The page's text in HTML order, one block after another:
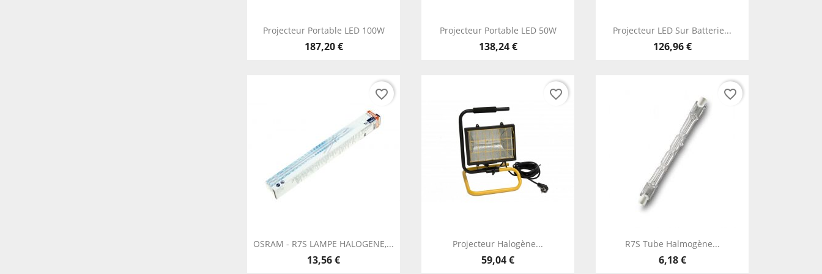
Aperçu rapide
Projecteur Portable LED 100W
187,20 €
Aperçu rapide
Projecteur Portable LED 50W
138,24 €
Aperçu rapide
Projecteur LED Sur Batterie...
126,96 €
Aperçu rapide
OSRAM - R7S LAMPE HALOGENE,...
13,56 €
favorite_border
Aperçu rapide
Projecteur Halogène...
59,04 €
favorite_border
Aperçu rapide
R7S Tube Halmogène...
6,18 €
favorite_border